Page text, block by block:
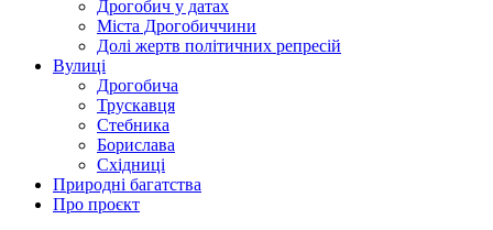
Дрогобич у датах
Міста Дрогобиччини
Долі жертв політичних репресій
Вулиці
Дрогобича
Трускавця
Стебника
Борислава
Східниці
Природні багатства
Про проєкт